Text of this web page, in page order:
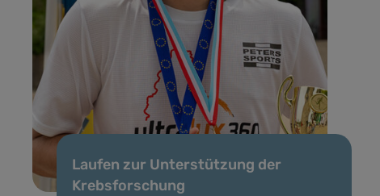
Laufen zur Unterstützung der
Krebsforschung